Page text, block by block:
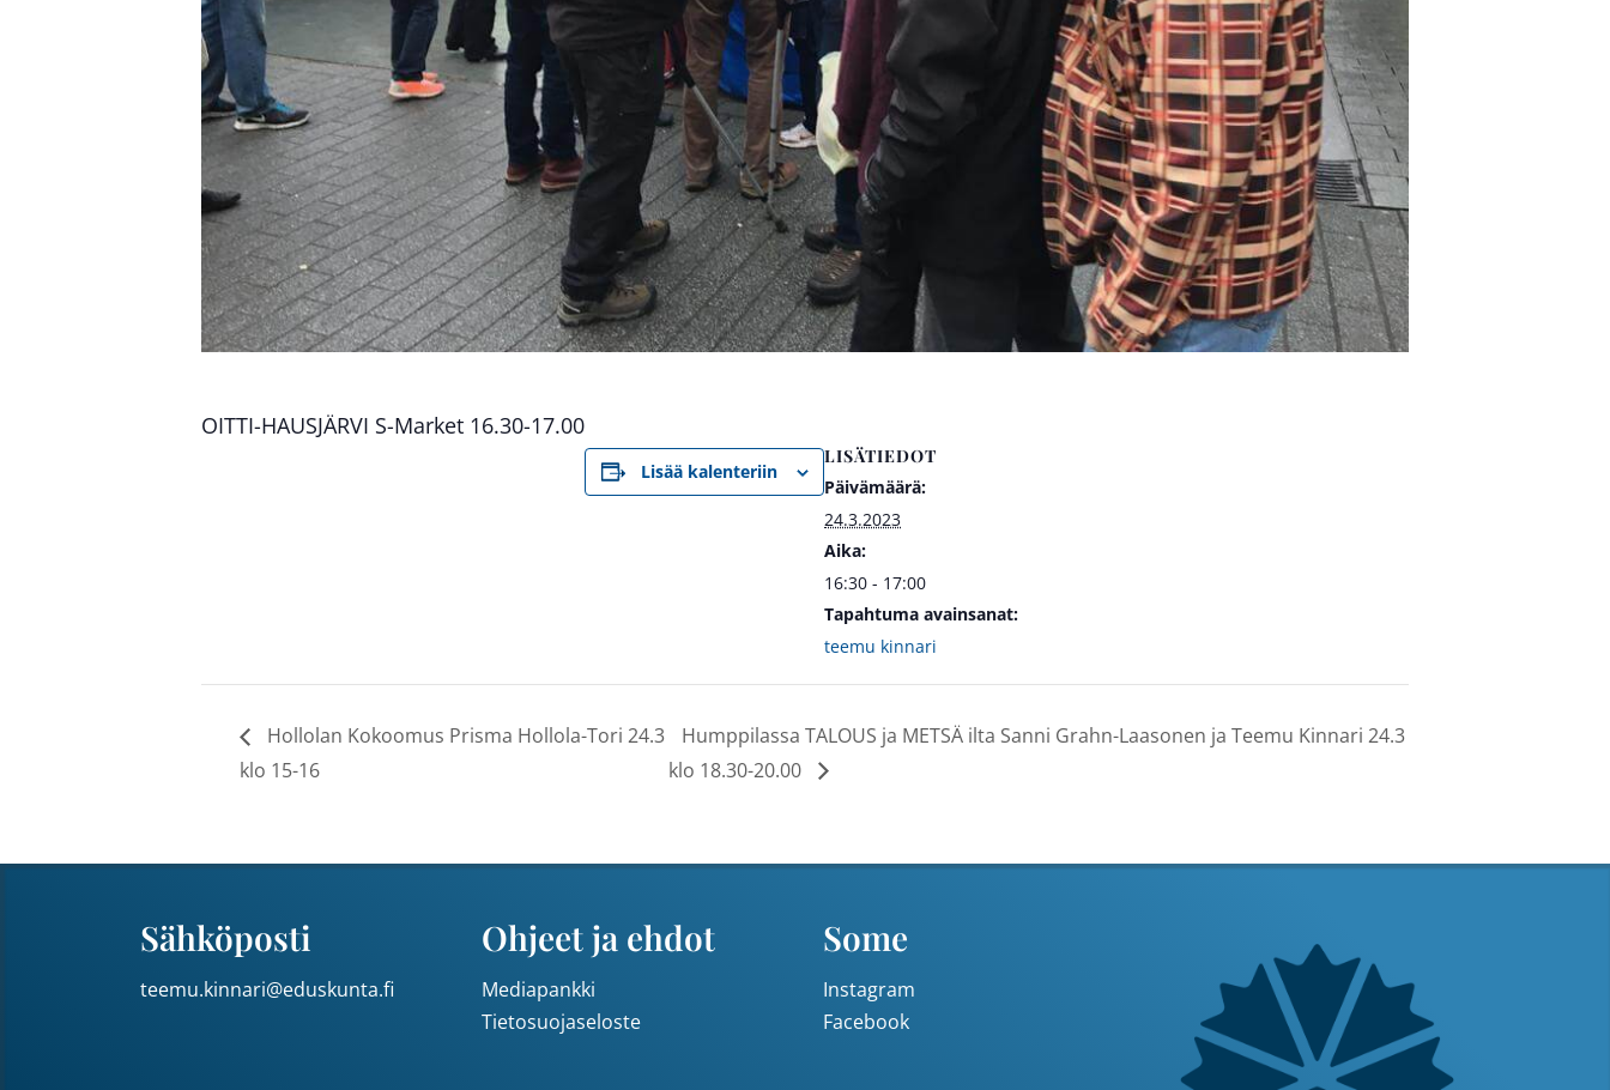
OITTI-HAUSJÄRVI S-Market 16.30-17.00
Lisää kalenteriin
LISÄTIEDOT
Päivämäärä:
24.3.2023
Aika:
16:30 - 17:00
Tapahtuma avainsanat:
teemu kinnari
Hollolan Kokoomus Prisma Hollola-Tori 24.3
klo 15-16
Humppilassa TALOUS ja METSÄ ilta Sanni Grahn-Laasonen ja Teemu Kinnari 24.3
klo 18.30-20.00
Sähköposti
teemu.kinnari@eduskunta.fi
Ohjeet ja ehdot
Mediapankki
Tietosuojaseloste
Some
Instagram
Facebook